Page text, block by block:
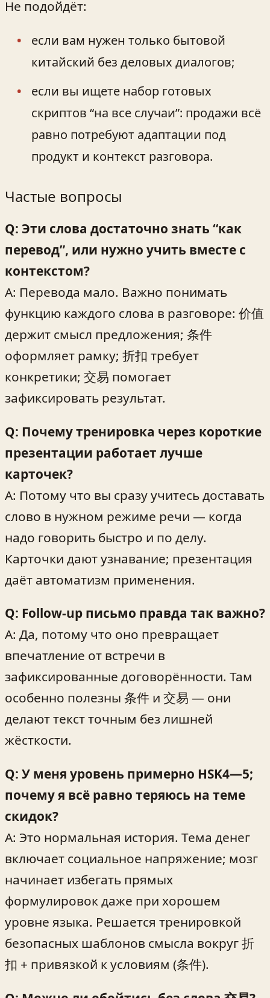
Не подойдёт:
если вам нужен только бытовой
китайский без деловых диалогов;
если вы ищете набор готовых
скриптов “на все случаи”: продажи всё
равно потребуют адаптации под
продукт и контекст разговора.
Частые вопросы
Q: Эти слова достаточно знать “как
перевод”, или нужно учить вместе с
контекстом?
A: Перевода мало. Важно понимать
функцию каждого слова в разговоре: 价值
держит смысл предложения; 条件
оформляет рамку; 折扣 требует
конкретики; 交易 помогает
зафиксировать результат.
Q: Почему тренировка через короткие
презентации работает лучше
карточек?
A: Потому что вы сразу учитесь доставать
слово в нужном режиме речи — когда
надо говорить быстро и по делу.
Карточки дают узнавание; презентация
даёт автоматизм применения.
Q: Follow‑up письмо правда так важно?
A: Да, потому что оно превращает
впечатление от встречи в
зафиксированные договорённости. Там
особенно полезны 条件 и 交易 — они
делают текст точным без лишней
жёсткости.
Q: У меня уровень примерно HSK4—5;
почему я всё равно теряюсь на теме
скидок?
A: Это нормальная история. Тема денег
включает социальное напряжение; мозг
начинает избегать прямых
формулировок даже при хорошем
уровне языка. Решается тренировкой
безопасных шаблонов смысла вокруг 折
扣 + привязкой к условиям (条件).